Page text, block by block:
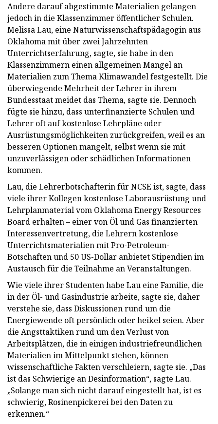
Andere darauf abgestimmte Materialien gelangen
jedoch in die Klassenzimmer öffentlicher Schulen.
Melissa Lau, eine Naturwissenschaftspädagogin aus
Oklahoma mit über zwei Jahrzehnten
Unterrichtserfahrung, sagte, sie habe in den
Klassenzimmern einen allgemeinen Mangel an
Materialien zum Thema Klimawandel festgestellt. Die
überwiegende Mehrheit der Lehrer in ihrem
Bundesstaat meidet das Thema, sagte sie. Dennoch
fügte sie hinzu, dass unterfinanzierte Schulen und
Lehrer oft auf kostenlose Lehrpläne oder
Ausrüstungsmöglichkeiten zurückgreifen, weil es an
besseren Optionen mangelt, selbst wenn sie mit
unzuverlässigen oder schädlichen Informationen
kommen.
Lau, die Lehrerbotschafterin für NCSE ist, sagte, dass
viele ihrer Kollegen kostenlose Laborausrüstung und
Lehrplanmaterial vom Oklahoma Energy Resources
Board erhalten – einer von Öl und Gas finanzierten
Interessenvertretung, die Lehrern kostenlose
Unterrichtsmaterialien mit Pro-Petroleum-
Botschaften und 50 US-Dollar anbietet Stipendien im
Austausch für die Teilnahme an Veranstaltungen.
Wie viele ihrer Studenten habe Lau eine Familie, die
in der Öl- und Gasindustrie arbeite, sagte sie, daher
verstehe sie, dass Diskussionen rund um die
Energiewende oft persönlich oder heikel seien. Aber
die Angsttaktiken rund um den Verlust von
Arbeitsplätzen, die in einigen industriefreundlichen
Materialien im Mittelpunkt stehen, können
wissenschaftliche Fakten verschleiern, sagte sie. „Das
ist das Schwierige an Desinformation“, sagte Lau.
„Solange man sich nicht darauf eingestellt hat, ist es
schwierig, Rosinenpickerei bei den Daten zu
erkennen.“